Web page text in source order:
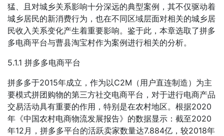
猛、且对城乡关系影响十分深远的典型案例，其不仅驱动着
城乡居民的新消费行为，也在不同区域层面对相关的城乡居
民收入关系变化产生着重要影响。鉴于此，本章选取了拼多
多电商平台与曹县淘宝村作为案例进行相关的分析。
5.1.1 拼多多电商平台
拼多多于2015年成立，作为以C2M（用户直连制造）为主
要模式拼团购物的第三方社交电商平台，对于进行电商产品
交易活动具有重要的作用，特别是在农村地区。根据2020
年《中国农村电商物流发展报告》的数据显示：截至2020
年12月，拼多多平台的活跃卖家数量达7.884亿，较2018年